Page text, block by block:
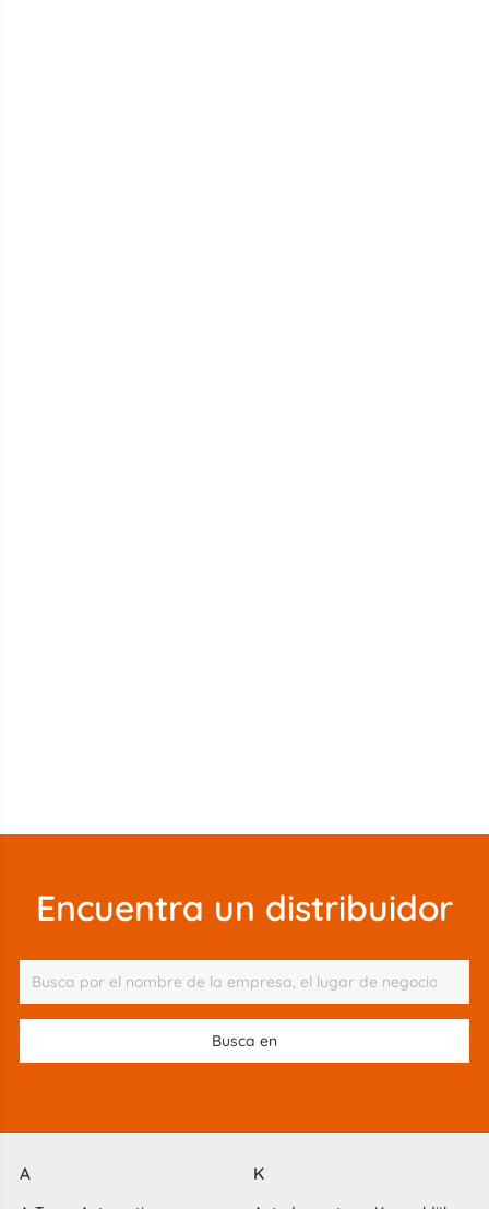
Encuentra un distribuidor
A K